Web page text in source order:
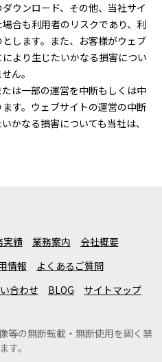
ウンロード、その他、当社サイ
合も利用者のリスクであり、利
します。また、お客様がウェブ
より生じたいかなる損害につい
ん。
は一部の運営を中断もしくは中
す。ウェブサイトの運営の中断
かなる損害についても当社は、
実績 業務案内
会社概要
情報
よくあるご質問
合わせ BLOG サイトマップ
等の無断転載・無断使用を固く禁
す。